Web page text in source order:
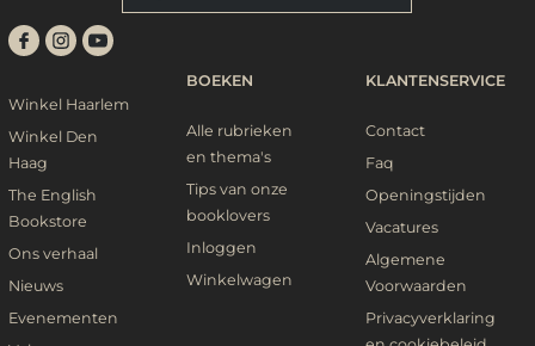
Winkel Haarlem
Winkel Den
Haag
The English
Bookstore
Ons verhaal
Nieuws
Evenementen
BOEKEN
Alle rubrieken
en thema's
Tips van onze
booklovers
Inloggen
Winkelwagen
KLANTENSERVICE
Contact
Faq
Openingstijden
Vacatures
Algemene
Voorwaarden
Privacyverklaring